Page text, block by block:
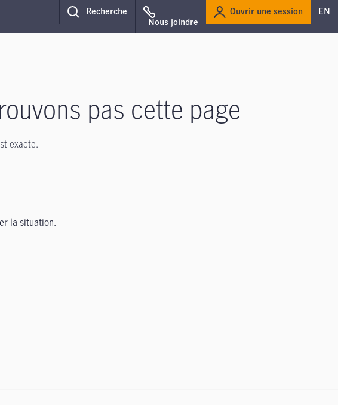
Recherche
Nous joindre
Ouvrir une session EN
pas cette page
exacte.
la situation.